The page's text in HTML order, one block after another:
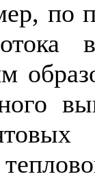
по